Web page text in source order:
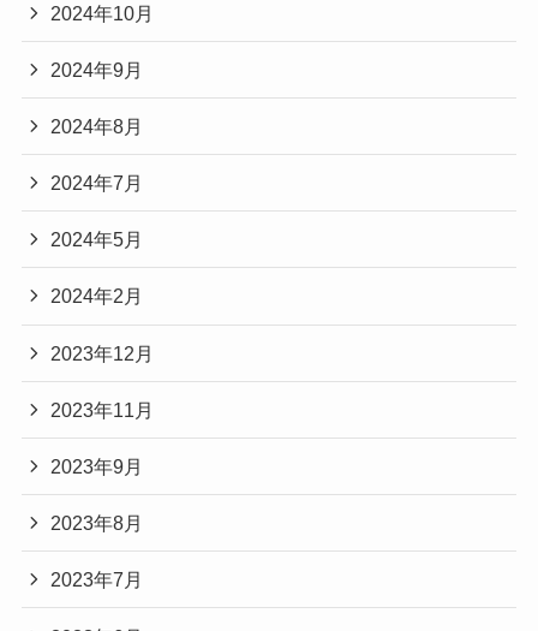
2024年10月
2024年9月
2024年8月
2024年7月
2024年5月
2024年2月
2023年12月
2023年11月
2023年9月
2023年8月
2023年7月